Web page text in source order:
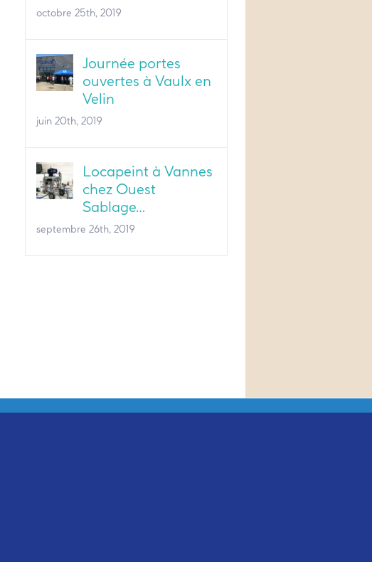
octobre 25th, 2019
Journée portes
ouvertes à Vaulx en
Velin
juin 20th, 2019
Locapeint à Vannes
chez Ouest
Sablage…
septembre 26th, 2019